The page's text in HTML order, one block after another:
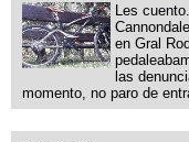
Les
en Gral
las
momento, no paro de